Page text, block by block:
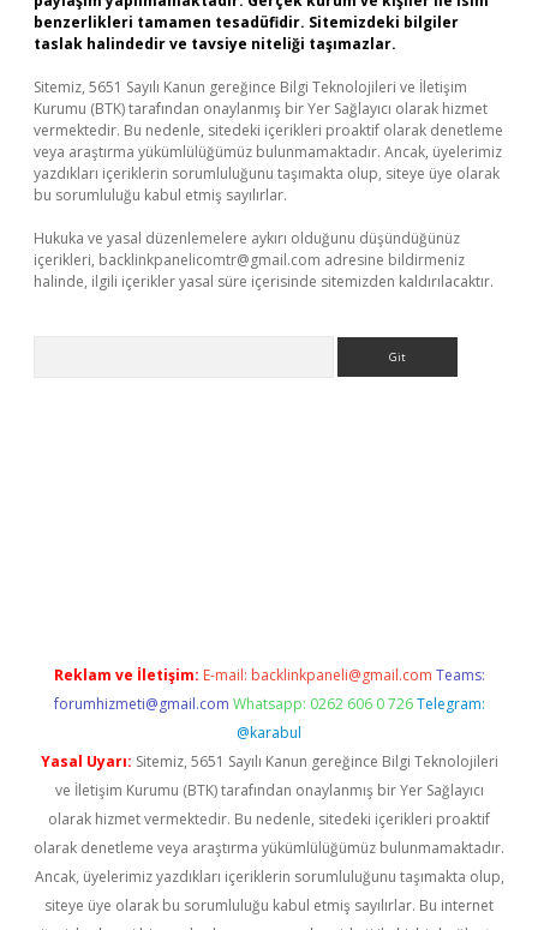
benzerlikleri tamamen tesadüfidir. Sitemizdeki bilgiler
taslak halindedir ve tavsiye niteliği taşımazlar.
Sitemiz, 5651 Sayılı Kanun gereğince Bilgi Teknolojileri ve İletişim
Kurumu (BTK) tarafından onaylanmış bir Yer Sağlayıcı olarak hizmet
vermektedir. Bu nedenle, sitedeki içerikleri proaktif olarak denetleme
veya araştırma yükümlülüğümüz bulunmamaktadır. Ancak, üyelerimiz
yazdıkları içeriklerin sorumluluğunu taşımakta olup, siteye üye olarak
bu sorumluluğu kabul etmiş sayılırlar.
Hukuka ve yasal düzenlemelere aykırı olduğunu düşündüğünüz
içerikleri, backlinkpanelicomtr@gmail.com adresine bildirmeniz
halinde, ilgili içerikler yasal süre içerisinde sitemizden kaldırılacaktır.
Reklam ve İletişim: E-mail: backlinkpaneli@gmail.com Teams:
forumhizmeti@gmail.com Whatsapp: 0262 606 0 726 Telegram:
@karabul
Yasal Uyarı: Sitemiz, 5651 Sayılı Kanun gereğince Bilgi Teknolojileri
ve İletişim Kurumu (BTK) tarafından onaylanmış bir Yer Sağlayıcı
olarak hizmet vermektedir. Bu nedenle, sitedeki içerikleri proaktif
olarak denetleme veya araştırma yükümlülüğümüz bulunmamaktadır.
Ancak, üyelerimiz yazdıkları içeriklerin sorumluluğunu taşımakta olup,
siteye üye olarak bu sorumluluğu kabul etmiş sayılırlar. Bu internet